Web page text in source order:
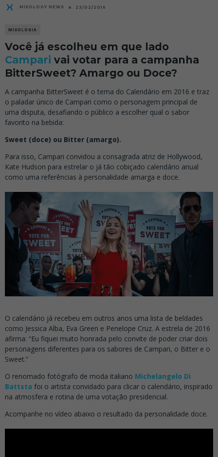
MIXOLOGY NEWS 23/02/2016
MIXOLOGIA
Você já escolheu em que lado
Campari vai votar para a campanha
BitterSweet? Amargo ou Doce?
A campanha BitterSweet é o tema do Calendário em 2016 e traz
o paladar único de Campari como o personagem principal de
uma disputa, desafiando o público a escolher qual o sabor
favorito na bebida:
Sweet (doce) ou Bitter (amargo).
Para isso, Campari convidou a consagrada atriz de Hollywood,
Kate Hudson para estrelar o já tão cobiçado calendário anual
como uma referências à personalidade amarga e doce.
O calendário já recebeu em outros anos uma lista de beldades
como Jessica Alba, Eva Green e Penelope Cruz. A estrela de 2016
afirma: “Eu fiquei muito honrada pelo convite de poder criar dois
personagens diferentes para os sabores de Campari, o Bitter e o
Sweet.”
O renomado fotógrafo de moda italiano Michelangelo Di
Battsta foi o artista convidado para clicar o calendário, inspirado
na atmosfera e rotina de uma votação presidencial.
Acompanhe no vídeo abaixo o resultado da personalidade doce.